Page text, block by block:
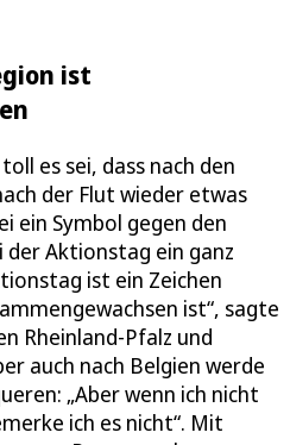
ist
es sei, dass nach den
der Flut wieder etwas
ein Symbol gegen den
der Aktionstag ein ganz
ist ein Zeichen
ist“, sagte
Rheinland-Pfalz und
auch nach Belgien werde
„Aber wenn ich nicht
ich es nicht“. Mit